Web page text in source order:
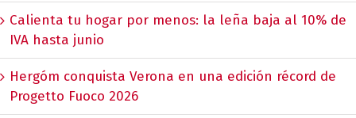
Calienta tu hogar por menos: la leña baja al 10% de
IVA hasta junio
Hergóm conquista Verona en una edición récord de
Progetto Fuoco 2026